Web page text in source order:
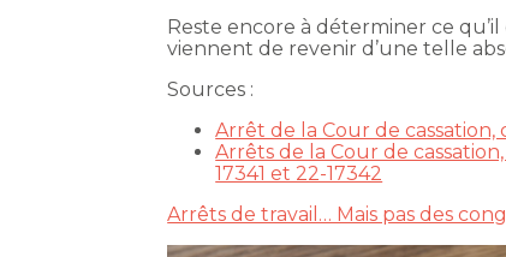
Reste encore à déterminer ce
viennent de revenir d’une telle
Sources :
Arrêt de la Cour de cassation,
Arrêts de la Cour de
17341 et 22-17342
Arrêts de travail… Mais pas des